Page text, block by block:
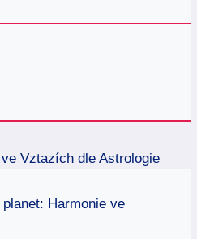
planet: Harmonie ve